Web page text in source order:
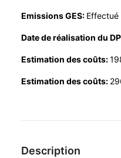
Emissions GES: Effectué
Date de réalisation du
Estimation des coûts:
Estimation des coûts:
Description